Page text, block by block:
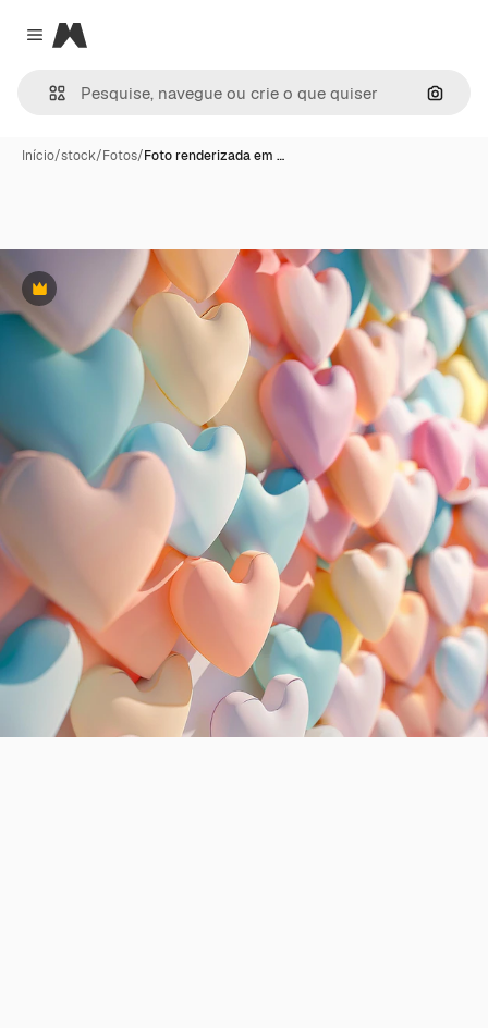
Close menu
Magnific
Início/stock/Fotos/Foto renderizada em …
Premium